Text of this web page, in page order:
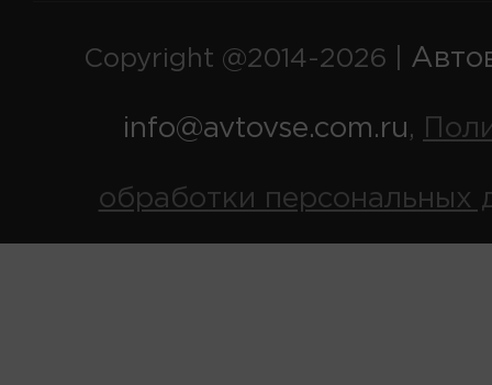
Copyright @2014-2026 |
info@avtovse.com.ru,
обработки персональных